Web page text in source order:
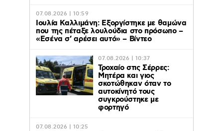
07.08.2026 | 10:59
Ιουλία Καλλιμάνη: Εξοργίστηκε με θαμώνα
που της πέταξε λουλούδια στο πρόσωπο –
«Εσένα σ’ αρέσει αυτό» – Βίντεο
07.08.2026 | 10:37
Τροχαίο στις Σέρρες:
Μητέρα και γιος
σκοτώθηκαν όταν το
αυτοκίνητό τους
συγκρούστηκε με
φορτηγό
07.08.2026 | 10:25